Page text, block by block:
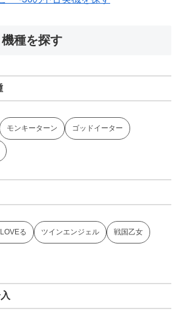
種を探す
モンキーターン ゴッドイーター
る ツインエンジェル 戦国乙女